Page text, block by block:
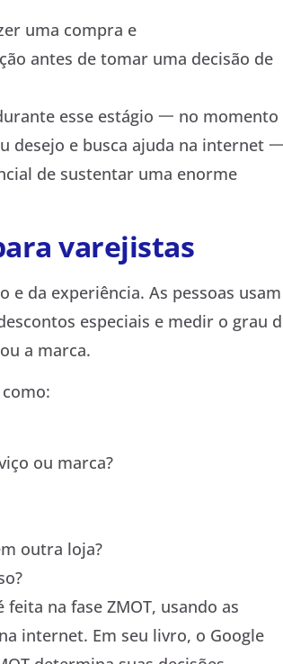
uma compra e
antes de tomar uma decisão de
esse estágio 一 no momento
desejo e busca ajuda na internet
de sustentar uma enorme
varejistas
e da experiência. As pessoas usam
especiais e medir o grau
a marca.
ou marca?
outra loja?
na fase ZMOT, usando as
internet. Em seu livro, o Google